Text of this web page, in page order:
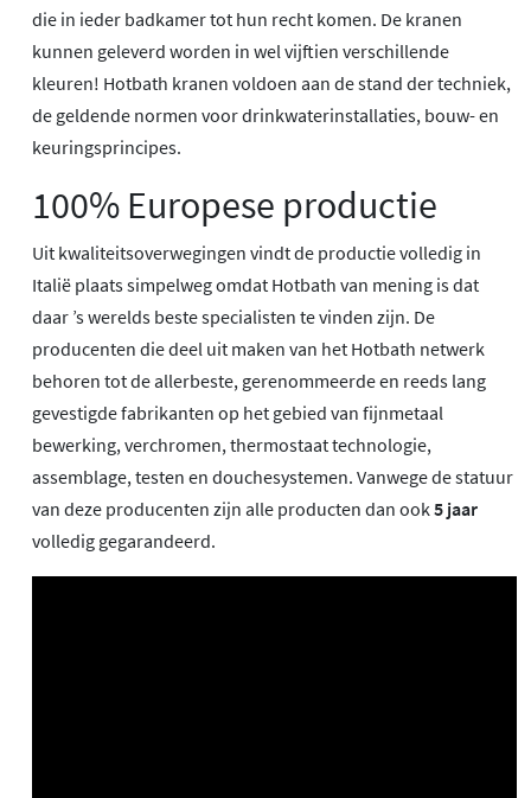
die in ieder badkamer tot hun recht komen. De kranen
kunnen geleverd worden in wel vijftien verschillende
kleuren! Hotbath kranen voldoen aan de stand der techniek,
de geldende normen voor drinkwaterinstallaties, bouw- en
keuringsprincipes.
100% Europese productie
Uit kwaliteitsoverwegingen vindt de productie volledig in
Italië plaats simpelweg omdat Hotbath van mening is dat
daar ’s werelds beste specialisten te vinden zijn. De
producenten die deel uit maken van het Hotbath netwerk
behoren tot de allerbeste, gerenommeerde en reeds lang
gevestigde fabrikanten op het gebied van fijnmetaal
bewerking, verchromen, thermostaat technologie,
assemblage, testen en douchesystemen. Vanwege de statuur
van deze producenten zijn alle producten dan ook5 jaar
volledig gegarandeerd.